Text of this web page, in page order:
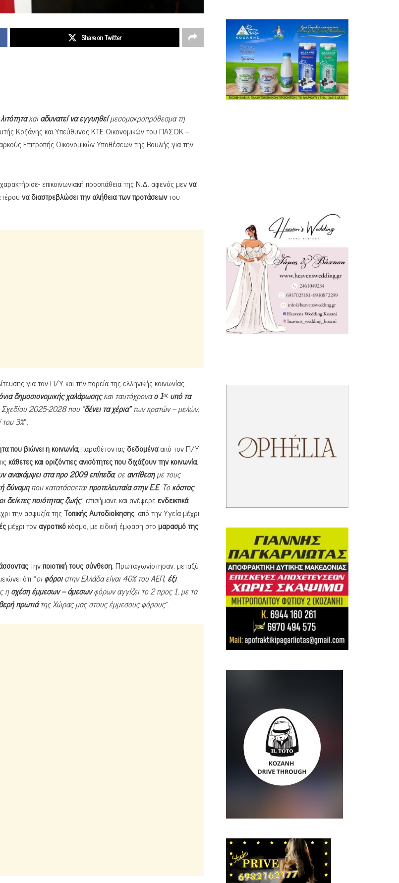
Share on Twitter
καιαδυνατεί να εγγυηθείμεσομακροπρόθεσμα τη
Κοζάνης και Υπεύθυνος ΚΤΕ Οικονομικών του ΠΑΣΟΚ –
Επιτροπής Οικονομικών Υποθέσεων της Βουλής για την
επικοινωνιακή προσπάθεια της Ν.Δ. αφενός μεννα
να διαστρεβλώσει την αλήθεια των προτάσεωντου
για τον Π/Υ και την πορεία της ελληνικής κοινωνίας,
δημοσιονομικής χαλάρωσηςκαι ταυτόχροναο 1οςυπό τα
2025-2028 που “δένει τα χέρια”των κρατών – μελών,
3%».
που βιώνει η κοινωνία,παραθέτονταςδεδομένααπό τον Π/Υ
κάθετες και οριζόντιες ανισότητες που διχάζουν την κοινωνία.
ανακάμψει στα προ 2009 επίπεδα, σεαντίθεσημε τους
δύναμηπου κατατάσσεταιπροτελευταία στην Ε.Ε. Τοκόστος
δείκτες ποιότητας ζωής» επισήμανε και ανέφερε ενδεικτικά
την ασφυξία τηςΤοπικής Αυτοδιοίκησης, από την Υγεία μέχρι
μέχρι τοναγροτικόκόσμο, με ειδική έμφαση στο μαρασμό της
τηνποιοτική τους σύνθεση. Πρωταγωνίστησαν, μεταξύ
ότι «οιφόροιστην Ελλάδα είναι 40% του ΑΕΠ, έξι
ησχέση έμμεσων – άμεσωνφόρων αγγίζει το 2 προς 1, με τα
πρωτιάτης Χώρας μας στους έμμεσους φόρους».